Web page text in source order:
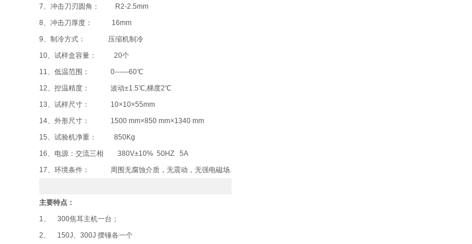
7、冲击刀刃圆角： R2-2.5mm
8、冲击刀厚度： 16mm
9、制冷方式： 压缩机制冷
10、试样盒容量： 20个
11、低温范围： 0---—60℃
12、控温精度： 波动±1.5℃,梯度2℃
13、试样尺寸： 10×10×55mm
14、外形尺寸： 1500 mm×850 mm×1340 mm
15、试验机净重： 850Kg
16、电源：交流三相 380V±10% 50HZ 5A
17、环境条件： 周围无腐蚀介质，无震动，无强电磁场.
主要特点：
1、 300焦耳主机一台；
2、 150J、300J 摆锤各一个